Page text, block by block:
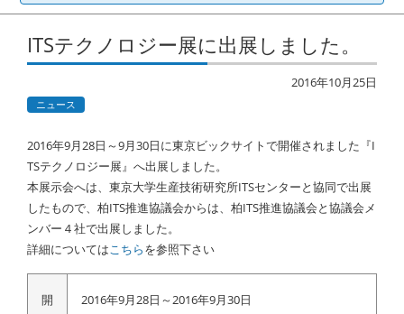
コンテンツに移動
ITSテクノロジー展に出展しました。
2016年10月25日
ニュース
2016年9月28日～9月30日に東京ビックサイトで開催されました『I
TSテクノロジー展』へ出展しました。
本展示会へは、東京大学生産技術研究所ITSセンターと協同で出展
したもので、柏ITS推進協議会からは、柏ITS推進協議会と協議会メ
ンバー４社で出展しました。
詳細についてはこちらを参照下さい
開
2016年9月28日～2016年9月30日